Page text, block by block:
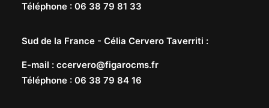
Téléphone : 06 38 79 81 33
Sud de la France - Célia Cervero Taverriti :
E-mail : ccervero@figarocms.fr
Téléphone : 06 38 79 84 16